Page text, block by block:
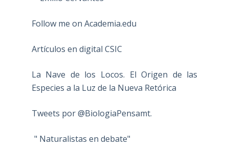
Follow me on Academia.edu
Artículos en digital CSIC
La Nave de los Locos. El Origen de las
Especies a la Luz de la Nueva Retórica
Tweets por @BiologiaPensamt.
" Naturalistas en debate"